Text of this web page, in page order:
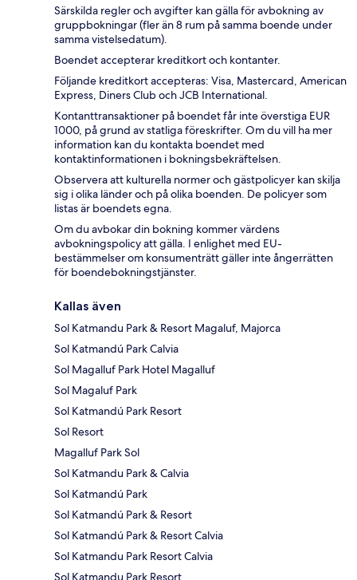
Särskilda regler och avgifter kan gälla för avbokning av
gruppbokningar (fler än 8 rum på samma boende under
samma vistelsedatum).
Boendet accepterar kreditkort och kontanter.
Följande kreditkort accepteras: Visa, Mastercard, American
Express, Diners Club och JCB International.
Kontanttransaktioner på boendet får inte överstiga EUR
1000, på grund av statliga föreskrifter. Om du vill ha mer
information kan du kontakta boendet med
kontaktinformationen i bokningsbekräftelsen.
Observera att kulturella normer och gästpolicyer kan skilja
sig i olika länder och på olika boenden. De policyer som
listas är boendets egna.
Om du avbokar din bokning kommer värdens
avbokningspolicy att gälla. I enlighet med EU-
bestämmelser om konsumenträtt gäller inte ångerrätten
för boendebokningstjänster.
Kallas även
Sol Katmandu Park & Resort Magaluf, Majorca
Sol Katmandú Park Calvia
Sol Magalluf Park Hotel Magalluf
Sol Magaluf Park
Sol Katmandú Park Resort
Sol Resort
Magalluf Park Sol
Sol Katmandu Park & Calvia
Sol Katmandú Park
Sol Katmandú Park & Resort
Sol Katmandú Park & Resort Calvia
Sol Katmandu Park Resort Calvia
Sol Katmandu Park Resort